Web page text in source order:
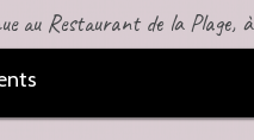
au Restaurant de la Plage,